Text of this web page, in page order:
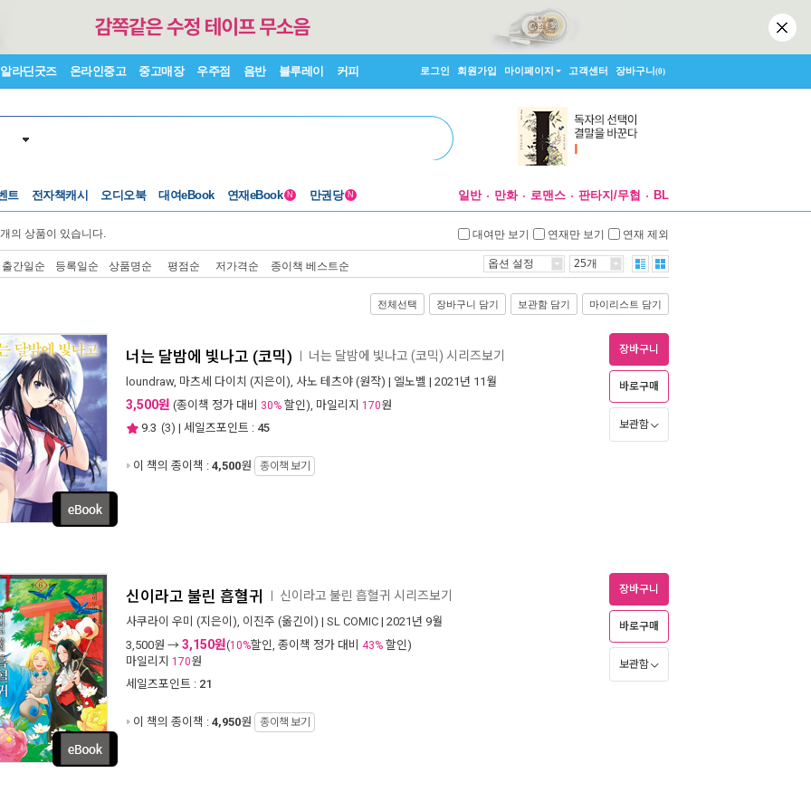
알라딘굿즈 온라인중고 중고매장 우주점 음반 블루레이 커피 로그인 회원가입 마이페이지 고객센터 장바구니(0)
트 전자책캐시 오디오북 대여eBook 연재eBook N 만권당 N 일반 만화 로맨스 판타지/무협 BL
개의 상품이 있습니다. 대여만 보기 연재만 보기 연재 제외
출간일순 등록일순 상품명순 평점순 저가격순 종이책 베스트순 옵션 설정 25개
전체선택 장바구니 담기 보관함 담기 마이리스트 담기
너는 달밤에 빛나고 (코믹) 너는 달밤에 빛나고 (코믹) 시리즈보기
loundraw, 마츠세 다이치 (지은이), 사노 테츠야 (원작) | 엘노벨 | 2021년 11월
3,500원 (종이책 정가 대비 30% 할인), 마일리지 170원
9.3 (3) | 세일즈포인트 : 45
이 책의 종이책 : 4,500원 종이책 보기
장바구니
바로구매
보관함
신이라고 불린 흡혈귀 신이라고 불린 흡혈귀 시리즈보기
사쿠라이 우미 (지은이), 이진주 (옮긴이) | SL COMIC | 2021년 9월
3,500원 → 3,150원(10%할인, 종이책 정가 대비 43% 할인)
마일리지 170원
세일즈포인트 : 21
이 책의 종이책 : 4,950원 종이책 보기
장바구니
바로구매
보관함